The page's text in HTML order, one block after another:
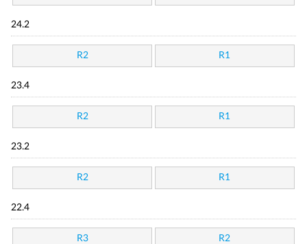
24.2
R2 R1
23.4
R2 R1
23.2
R2 R1
22.4
R3 R2